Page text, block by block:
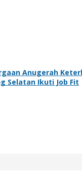
Anugerah
Selatan Ikuti Job Fit